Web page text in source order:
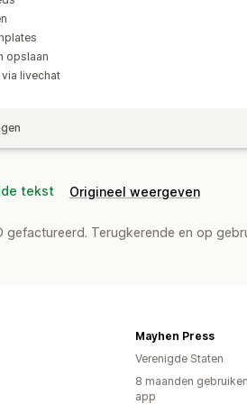
opslaan
livechat
tekst Origineel weergeven
gefactureerd. Terugkerende en op
Mayhen Press
Verenigde Staten
8 maanden
app